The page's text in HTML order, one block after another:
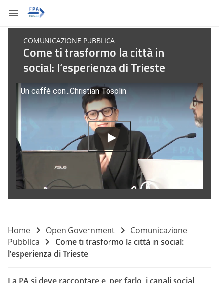
COMUNICAZIONE PUBBLICA
Come ti trasformo la città in
social: l’esperienza di Trieste
Un caffè con...Christian Tosolin
Home Open Government
Comunicazione
Pubblica
Come ti trasformo la città in social:
l’esperienza di Trieste
La PA si deve raccontare e, per farlo, i canali social